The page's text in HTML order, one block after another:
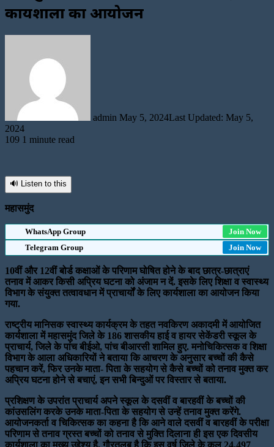
कार्यशाला का आयोजन
admin May 5, 2024Last Updated: May 5,
2024
109 1 minute read
🔊 Listen to this
महासमुंद
WhatsApp Group
Join Now
Telegram Group
Join Now
10वीं और 12वीं बोर्ड कक्षाओं के परिणाम घोषित होने के बाद छात्र-छात्राएं
तनाव में आकर किसी अप्रिय घटना को अंजाम न दें. इसके लिए शिक्षा व स्वास्थ्य
विभाग के संयुक्त तत्वावधान में प्राचार्यों के लिए कार्यशाला का आयोजन किया
गया.
राष्ट्रीय मानिसक स्वास्थ्य कार्यक्रम के तहत नवकिरण अकादमी में आयोजित
कार्यशाला में महासमुंद जिले के 186 शासकीय हाई व हायर सेकेंडरी स्कूल के
प्राचार्य, जिले के पांच बीईओ, पांच बीआरसी शामिल हुए. मनोचिकित्सक व शिक्षा
विभाग के आला अधिकारियों ने बताया कि आचरण के अनुसार बच्चों की कैसे
पहचान करें, फिर उनके माता- पिता के सहयोग से कैसे बच्चों को तनाव मुक्त कर
अप्रिय घटना होने से बचाएं, इन सभी बिन्दुओं पर विस्तार से बताया.
प्रशिक्षण के उपरांत प्राचार्य अपने स्कूल के दसवीं व बारहवीं के बच्चों की
कांउसलिंग करके उनके माता-पिता के सहयोग से उन्हें तनाव मुक्त करेंगे.
आयोजनकर्ता व चिकित्सक का कहना है कि आने वाले दसवीं व बारहवीं के परीक्षा
परिणाम से तनाव ग्रस्त बच्चों को तनाव से मुक्ति दिलाना ही इस एक दिवसीय